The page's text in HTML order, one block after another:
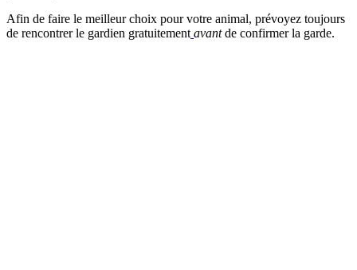
Afin de faire le meilleur choix pour votre animal, prévoyez toujours
de rencontrer le gardien gratuitement avantde confirmer la garde.